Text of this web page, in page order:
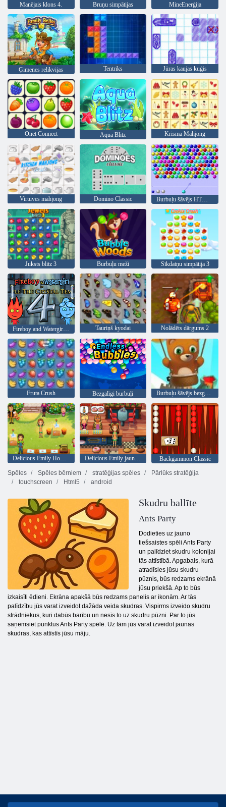
Manējais klons 4. Bruņu simpātijas MineEnerģija
Ģimenes relikvijas Tentriks Jūras kaujas kuģis
Onet Connect Aqua Blitz Krisma Mahjong
Virtuves mahjong Domino Classic Burbuļu šāvējs HTML5
Juksts blitz 3 Burbuļu meži Sīkdatņu simpātija 3
Tauriņš kyodai Nolādēts dārgums 2
Fruta Crush Bezgalīgi burbuļi Burbuļu šāvējs bezgalīgs
Delicious Emily Home Sweet Home Delicious Emily jauns sākums
Backgammon Classic
Spēles
Spēles bērniem stratēģijas spēles
Pārlūks stratēģija
touchscreen
Html5 android
Skudru ballīte
Ants Party
Dodieties uz jauno
tiešsaistes spēli Ants Party
un palīdziet skudru kolonijai
tās attīstībā. Apgabals, kurā
atradīsies jūsu skudru
pūznis, būs redzams ekrānā
jūsu priekšā. Ap to būs
izkaisīti ēdieni. Ekrāna apakšā būs redzams panelis ar ikonām. Ar tās
palīdzību jūs varat izveidot dažāda veida skudras. Vispirms izveido skudru
strādniekus, kuri dabūs barību un nesīs to uz skudru pūzni. Par to jūs
saņemsiet punktus Ants Party spēlē. Uz tām jūs varat izveidot jaunas
skudras, kas attīstīs jūsu māju.